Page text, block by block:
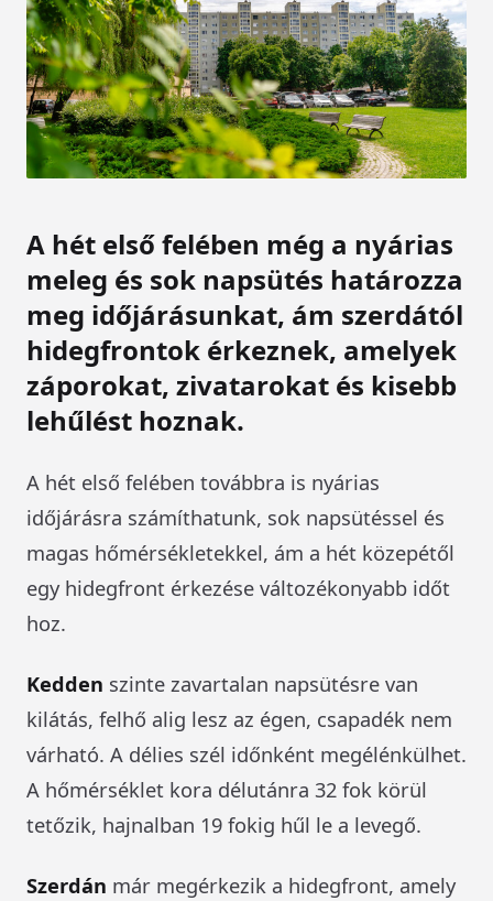
A hét első felében még a nyárias
meleg és sok napsütés határozza
meg időjárásunkat, ám szerdától
hidegfrontok érkeznek, amelyek
záporokat, zivatarokat és kisebb
lehűlést hoznak.
A hét első felében továbbra is nyárias
időjárásra számíthatunk, sok napsütéssel és
magas hőmérsékletekkel, ám a hét közepétől
egy hidegfront érkezése változékonyabb időt
hoz.
Kedden szinte zavartalan napsütésre van
kilátás, felhő alig lesz az égen, csapadék nem
várható. A délies szél időnként megélénkülhet.
A hőmérséklet kora délutánra 32 fok körül
tetőzik, hajnalban 19 fokig hűl le a levegő.
Szerdán már megérkezik a hidegfront, amely